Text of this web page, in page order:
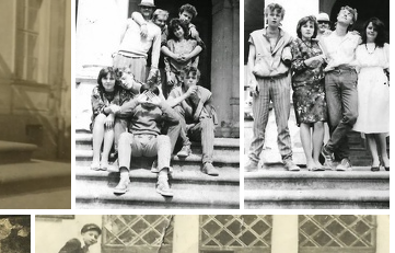
Ślub Marii Wielopolskiej z Władysławem Tarnowskim